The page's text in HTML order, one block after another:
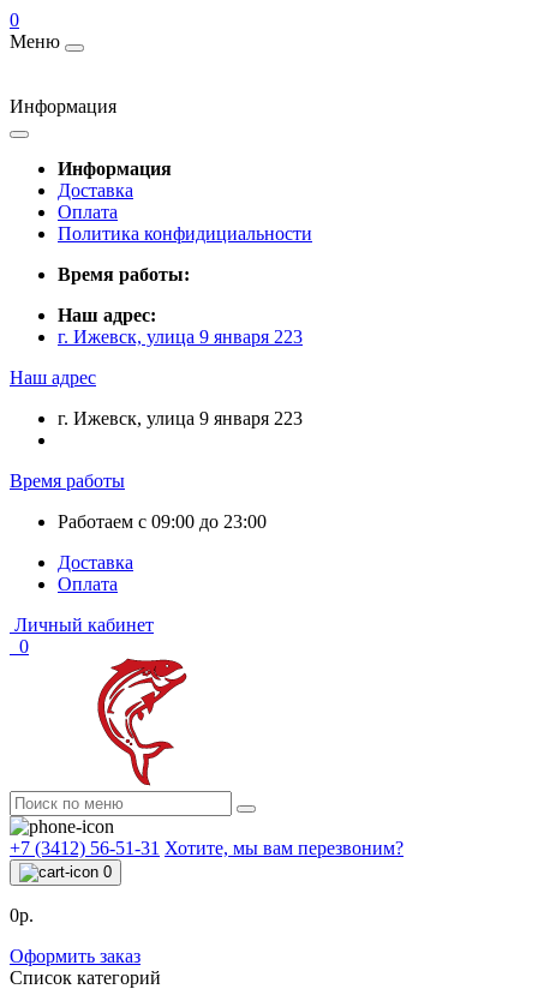
0
Меню
Информация
Информация
Доставка
Оплата
Политика конфидициальности
Время работы:
Наш адрес:
г. Ижевск, улица 9 января 223
Наш адрес
г. Ижевск, улица 9 января 223
Время работы
Работаем с 09:00 до 23:00
Доставка
Оплата
Личный кабинет
0
+7 (3412) 56-51-31 Хотите, мы вам перезвоним?
0
0р.
Оформить заказ
Список категорий